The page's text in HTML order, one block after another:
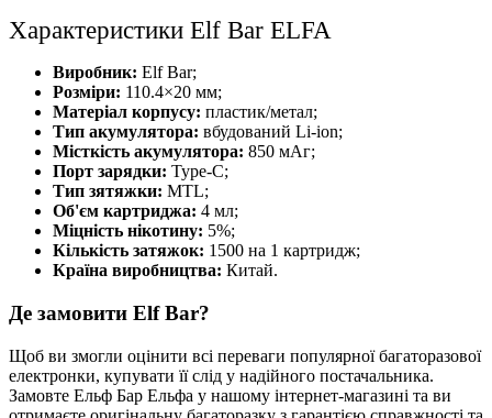
Характеристики Elf Bar ELFA
Виробник: Elf Bar;
Розміри: 110.4×20 мм;
Матеріал корпусу: пластик/метал;
Тип акумулятора: вбудований Li-ion;
Місткість акумулятора: 850 мАг;
Порт зарядки: Type-C;
Тип зятяжки: MTL;
Об'єм картриджа: 4 мл;
Міцність нікотину: 5%;
Кількість затяжок: 1500 на 1 картридж;
Країна виробництва: Китай.
Де замовити Elf Bar?
Щоб ви змогли оцінити всі переваги популярної багаторазової
електронки, купувати її слід у надійного постачальника.
Замовте Ельф Бар Ельфа у нашому інтернет-магазині та ви